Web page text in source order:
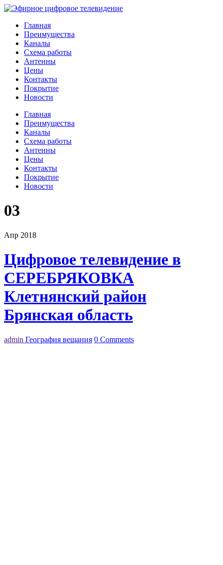
Главная
Преимущества
Каналы
Схема работы
Антенны
Цены
Контакты
Покрытие
Новости
Главная
Преимущества
Каналы
Схема работы
Антенны
Цены
Контакты
Покрытие
Новости
03
Апр 2018
Цифровое телевидение в
СЕРЕБРЯКОВКА
Клетнянский район
Брянская область
admin География вещания 0 Comments